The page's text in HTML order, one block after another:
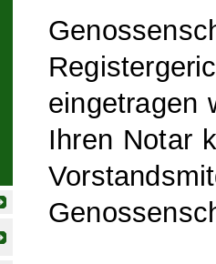
eingetragen
Ihren Notar